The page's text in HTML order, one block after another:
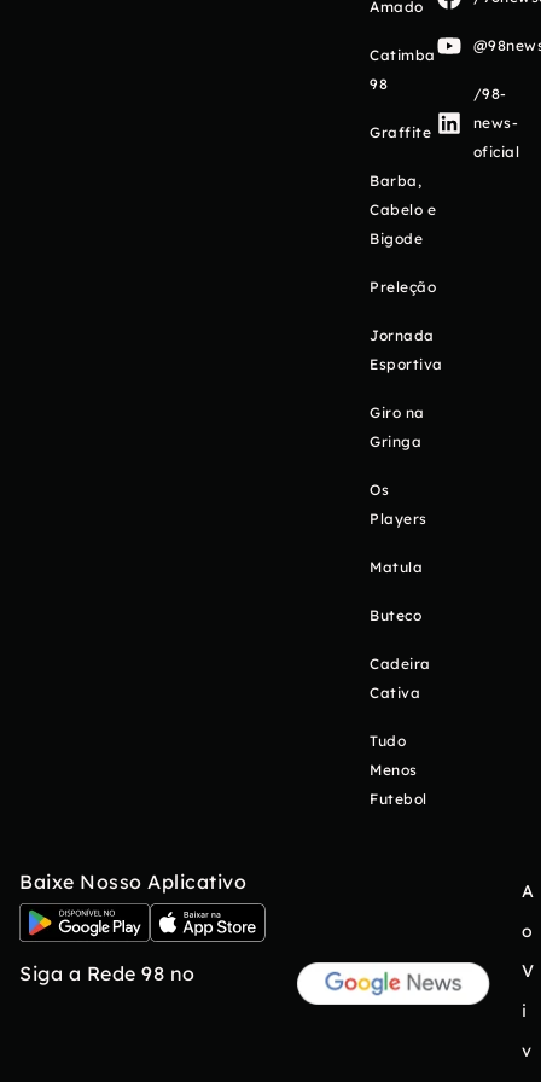
Amado
Catimba
98
Graffite
Barba,
Cabelo e
Bigode
Preleção
Jornada
Esportiva
Giro na
Gringa
Os
Players
Matula
Buteco
Cadeira
Cativa
Tudo
Menos
Futebol
/98-
news-
oficial
Baixe Nosso Aplicativo
Siga a Rede 98 no
A
o
V
i
v